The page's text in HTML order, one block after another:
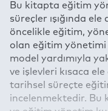
Bu kitapta eğitim
süreçler ışığında
öncelikle eğitim,
olan eğitim
model yardımıyla
ve işlevleri kısaca
tarihsel süreçte
incelenmektedir. Bu